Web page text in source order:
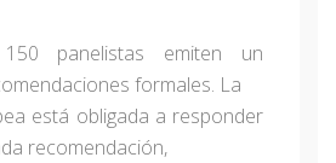
panelistas emiten un
formales. La
está obligada a responder
recomendación,